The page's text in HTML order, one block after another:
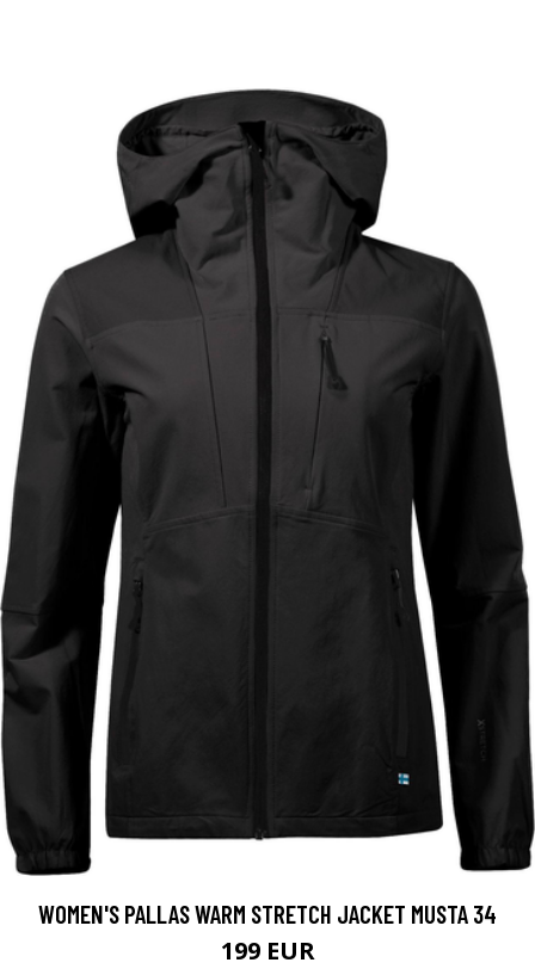
WOMEN'S PALLAS WARM STRETCH JACKET MUSTA 34
199 EUR